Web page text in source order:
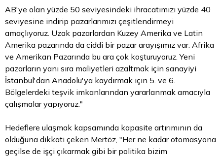
AB'ye olan yüzde 50 seviyesindeki ihracatımızı yüzde 40
seviyesine indirip pazarlarımızı çeşitlendirmeyi
amaçlıyoruz. Uzak pazarlardan Kuzey Amerika ve Latin
Amerika pazarında da ciddi bir pazar arayışımız var. Afrika
ve Amerikan Pazarında bu ara çok koşturuyoruz. Yeni
pazarların yanı sıra maliyetleri azaltmak için sanayiyi
İstanbul'dan Anadolu'ya kaydırmak için 5. ve 6.
Bölgelerdeki teşvik imkanlarından yararlanmak amacıyla
çalışmalar yapıyoruz."
Hedeflere ulaşmak kapsamında kapasite artırımının da
olduğuna dikkati çeken Mertöz, "Her ne kadar otomasyona
geçilse de işçi çıkarmak gibi bir politika bizim